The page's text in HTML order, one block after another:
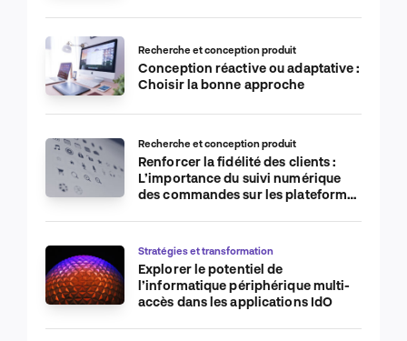
Recherche et conception produit
Conception réactive ou adaptative :
Choisir la bonne approche
Recherche et conception produit
Renforcer la fidélité des clients :
L’importance du suivi numérique
des commandes sur les plateformes
Stratégies et transformation
Explorer le potentiel de
l’informatique périphérique multi-
accès dans les applications IdO